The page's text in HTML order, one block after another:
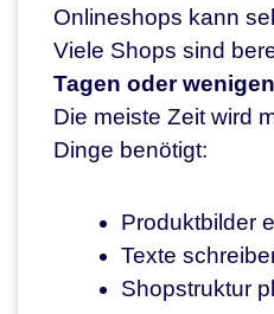
Onlineshops kann
Viele Shops sind
Tagen oder
Die meiste Zeit wird
Dinge benötigt:
Produktbilder
Texte
Shopstruktur